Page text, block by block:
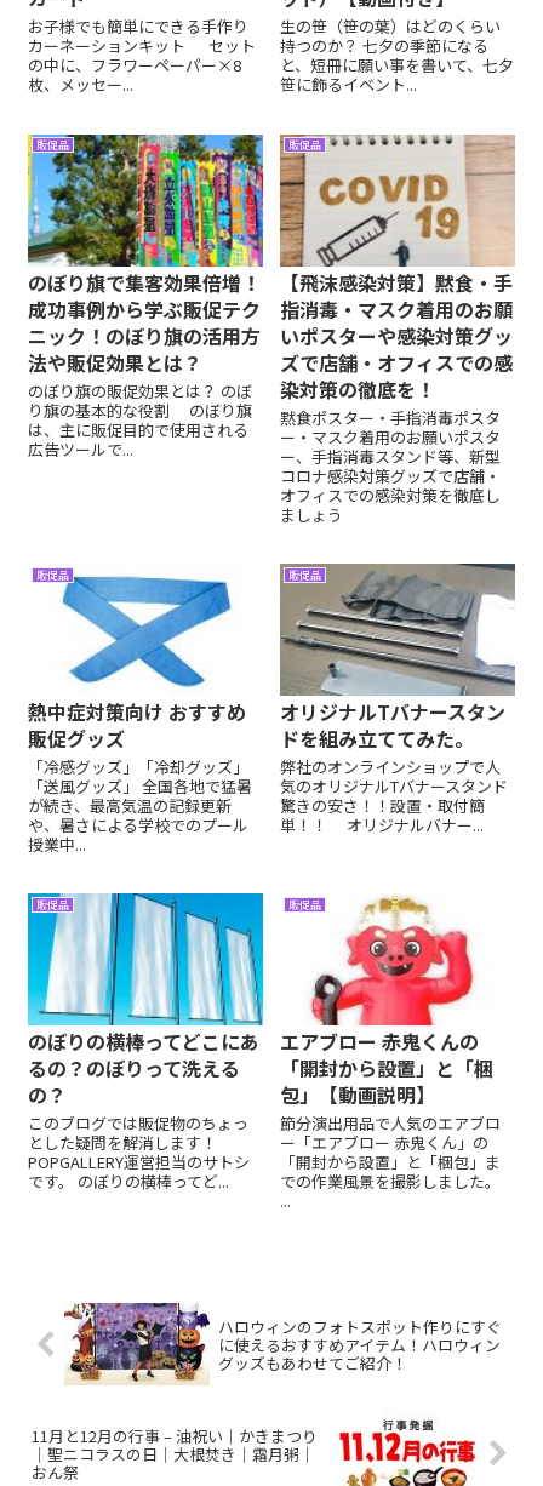
お子様でも簡単にできる手作り
カーネーションキット セット
の中に、フラワーペーパー×8
枚、メッセー...
生の笹（笹の葉）はどのくらい
持つのか？ 七夕の季節になる
と、短冊に願い事を書いて、七夕
笹に飾るイベント...
販促品
のぼり旗で集客効果倍増！
成功事例から学ぶ販促テク
ニック！のぼり旗の活用方
法や販促効果とは？
のぼり旗の販促効果とは？ のぼ
り旗の基本的な役割 のぼり旗
は、主に販促目的で使用される
広告ツールで...
販促品
【飛沫感染対策】黙食・手
指消毒・マスク着用のお願
いポスターや感染対策グッ
ズで店舗・オフィスでの感
染対策の徹底を！
黙食ポスター・手指消毒ポスタ
ー・マスク着用のお願いポスタ
ー、手指消毒スタンド等、新型
コロナ感染対策グッズで店舗・
オフィスでの感染対策を徹底し
ましょう
販促品
熱中症対策向け おすすめ
販促グッズ
「冷感グッズ」「冷却グッズ」
「送風グッズ」 全国各地で猛暑
が続き、最高気温の記録更新
や、暑さによる学校でのプール
授業中...
販促品
オリジナルTバナースタン
ドを組み立ててみた。
弊社のオンラインショップで人
気のオリジナルTバナースタンド
驚きの安さ！！設置・取付簡
単！！ オリジナルバナー...
販促品
のぼりの横棒ってどこにあ
るの？のぼりって洗える
の？
このブログでは販促物のちょっ
とした疑問を解消します！
POPGALLERY運営担当のサトシ
です。 のぼりの横棒ってど...
販促品
エアブロー 赤鬼くんの
「開封から設置」と「梱
包」【動画説明】
節分演出用品で人気のエアブロ
ー「エアブロー 赤鬼くん」の
「開封から設置」と「梱包」ま
での作業風景を撮影しました。
...
ハロウィンのフォトスポット作りにすぐ
に使えるおすすめアイテム！ハロウィン
グッズもあわせてご紹介！
11月と12月の行事 – 油祝い｜かきまつり
｜聖ニコラスの日｜大根焚き｜霜月粥｜
おん祭